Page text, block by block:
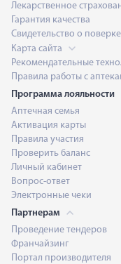
Лекарственное
Гарантия качества
Свидетельство о поверке
Карта сайта
Рекомендательные
Правила работы с
Программа лояльности
Аптечная семья
Активация карты
Правила участия
Проверить баланс
Личный кабинет
Вопрос-ответ
Электронные чеки
Партнерам
Проведение тендеров
Франчайзинг
Портал производителя